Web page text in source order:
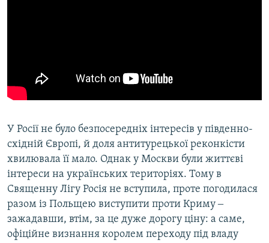
У Росії не було безпосередніх інтересів у південно-
східній Європі, й доля антитурецької реконкісти
хвилювала її мало. Однак у Москви були життєві
інтереси на українських територіях. Тому в
Священну Лігу Росія не вступила, проте погодилася
разом із Польщею виступити проти Криму ‒
зажадавши, втім, за це дуже дорогу ціну: а саме,
офіційне визнання королем переходу під владу